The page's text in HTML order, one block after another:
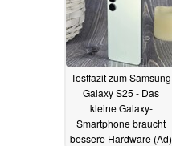
Testfazit zum Samsung
Galaxy S25 - Das
kleine Galaxy-
Smartphone braucht
bessere Hardware (Ad)